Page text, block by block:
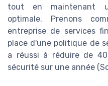
tout en maintenant
optimale. Prenons
entreprise de services
place d'une politique de
a réussi à réduire de
sécurité sur une année